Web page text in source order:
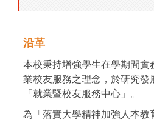
沿革
本校秉持增強學生在學期間實
業校友服務之理念，於研究發
「就業暨校友服務中心」。
為「落實大學精神加強人本教